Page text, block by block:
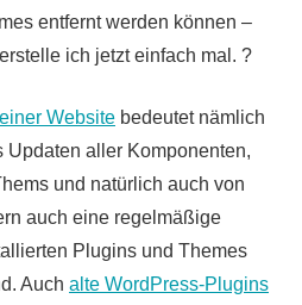
entfernt werden können –
ich jetzt einfach mal. ?
Website bedeutet nämlich
Updaten aller Komponenten,
und natürlich auch von
auch eine regelmäßige
Plugins und Themes
Auch alte WordPress-Plugins